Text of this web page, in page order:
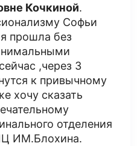
Кочкиной.
Софьи
прошла без
,через 3
к привычному
хочу сказать
отделения
ИМ.Блохина.